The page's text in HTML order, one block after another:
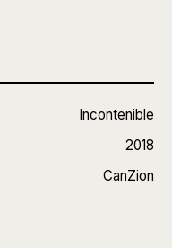
Incontenible
2018
CanZion